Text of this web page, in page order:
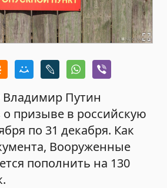
Путин
о призыве в российскую
по 31 декабря. Как
Вооруженные
пополнить на 130